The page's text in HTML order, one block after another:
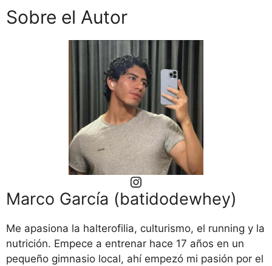
Sobre el Autor
Instagram
Marco García (batidodewhey)
Me apasiona la halterofilia, culturismo, el running y la
nutrición. Empece a entrenar hace 17 años en un
pequeño gimnasio local, ahí empezó mi pasión por el